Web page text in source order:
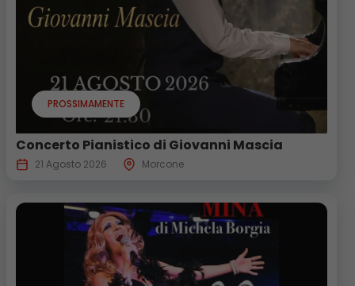
PROSSIMAMENTE
Concerto Pianistico di Giovanni Mascia
21 Agosto 2026 Morcone